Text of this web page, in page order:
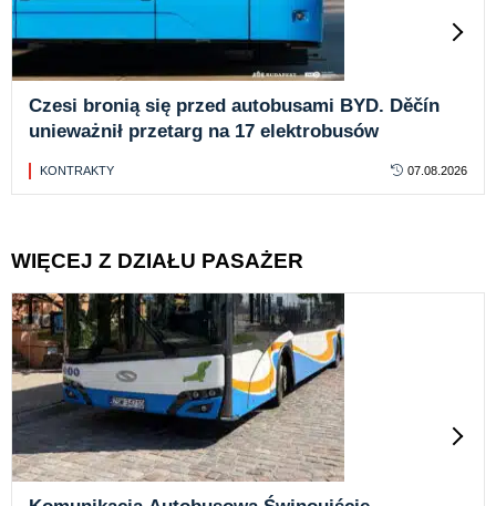
Czesi bronią się przed autobusami BYD. Děčín
unieważnił przetarg na 17 elektrobusów
KONTRAKTY 07.08.2026
WIĘCEJ Z DZIAŁU PASAŻER